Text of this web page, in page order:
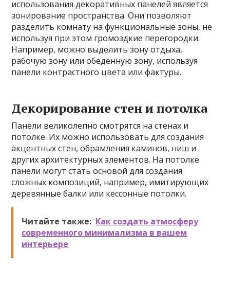
использования декоративных панелей является
зонирование пространства. Они позволяют
разделить комнату на функциональные зоны, не
используя при этом громоздкие перегородки.
Например, можно выделить зону отдыха,
рабочую зону или обеденную зону, используя
панели контрастного цвета или фактуры.
Декорирование стен и потолка
Панели великолепно смотрятся на стенах и
потолке. Их можно использовать для создания
акцентных стен, обрамления каминов, ниш и
других архитектурных элементов. На потолке
панели могут стать основой для создания
сложных композиций, например, имитирующих
деревянные балки или кессонные потолки.
Читайте также: Как создать атмосферу
современного минимализма в вашем
интерьере